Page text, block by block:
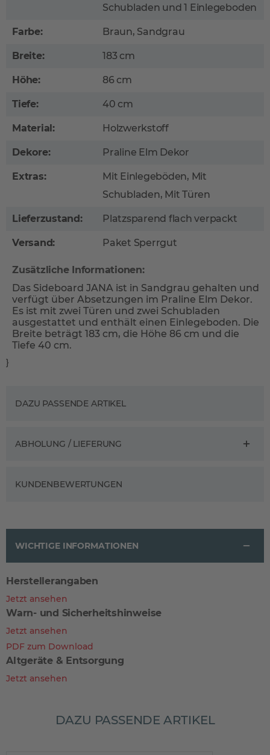
Schubladen und 1 Einlegeboden
Farbe: Braun, Sandgrau
Breite: 183 cm
Höhe: 86 cm
Tiefe: 40 cm
Material: Holzwerkstoff
Dekore: Praline Elm Dekor
Extras:
Mit Einlegeböden, Mit
Schubladen, Mit Türen
Lieferzustand: Platzsparend flach verpackt
Versand: Paket Sperrgut
Zusätzliche Informationen:
Das Sideboard JANA ist in Sandgrau gehalten und
verfügt über Absetzungen im Praline Elm Dekor.
Es ist mit zwei Türen und zwei Schubladen
ausgestattet und enthält einen Einlegeboden. Die
Breite beträgt 183 cm, die Höhe 86 cm und die
Tiefe 40 cm.
}
DAZU PASSENDE ARTIKEL
ABHOLUNG / LIEFERUNG
KUNDENBEWERTUNGEN
WICHTIGE INFORMATIONEN
Herstellerangaben
Jetzt ansehen
Warn- und Sicherheitshinweise
Jetzt ansehen
PDF zum Download
Altgeräte & Entsorgung
Jetzt ansehen
DAZU PASSENDE ARTIKEL